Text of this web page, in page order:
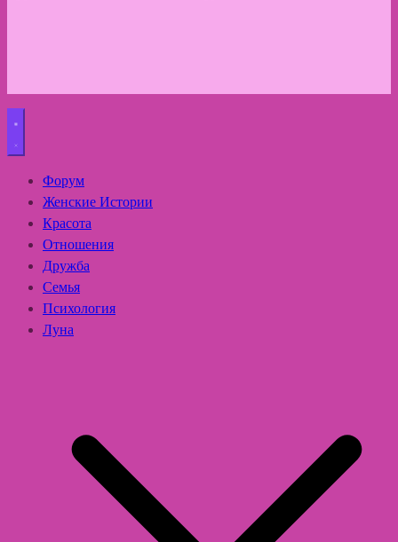
Форум
Женские Истории
Красота
Отношения
Дружба
Семья
Психология
Луна